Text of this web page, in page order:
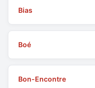
Bias
Boé
Bon-Encontre